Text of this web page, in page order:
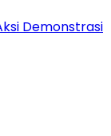
Demonstrasi